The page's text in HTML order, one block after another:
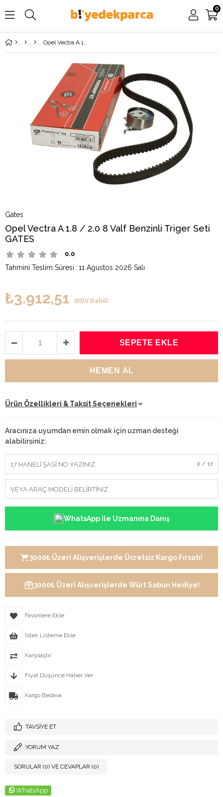
0
Opel Vectra A 1.8 / 2.0 8 Valf Benzinli Triger Seti GATES
Gates
Opel Vectra A 1.8 / 2.0 8 Valf Benzinli Triger Seti
GATES
0.0
Tahmini Teslim Süresi : 11 Ağustos 2026 Salı
₺3.912,51 (KDV Dahil)
Ürün Özellikleri & Taksit Seçenekleri
Aracınıza uyumdan emin olmak için uzman desteği
alabilirsiniz:
0 / 17
WhatsApp ile Uzmanına Danış
3000₺ Üzeri Alışverişlerde Ücretsiz Kargo Fırsatı!
3000₺ Üzeri Alışverişlerde Würt Sabun Hediye!
Favorilere Ekle
İstek Listeme Ekle
Karşılaştır
Fiyat Düşünce Haber Ver
Kargo Bedava
TAVSIYE ET
YORUM YAZ
SORULAR (0) VE CEVAPLAR (0)
WhatsApp